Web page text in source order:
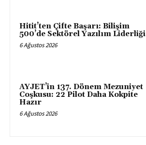
Hitit’ten Çifte Başarı: Bilişim
500’de Sektörel Yazılım Liderliği
6 Ağustos 2026
AYJET’in 137. Dönem Mezuniyet
Coşkusu: 22 Pilot Daha Kokpite
Hazır
6 Ağustos 2026